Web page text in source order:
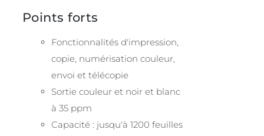
Points forts
Fonctionnalités d'impression,
copie, numérisation couleur,
envoi et télécopie
Sortie couleur et noir et blanc
à 35 ppm
Capacité : jusqu'à 1200 feuilles